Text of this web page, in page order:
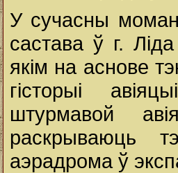
У сучасны
састава ў г.
якім на аснове
гісторыі
штурмавой
раскрываюць
аэрадрома ў